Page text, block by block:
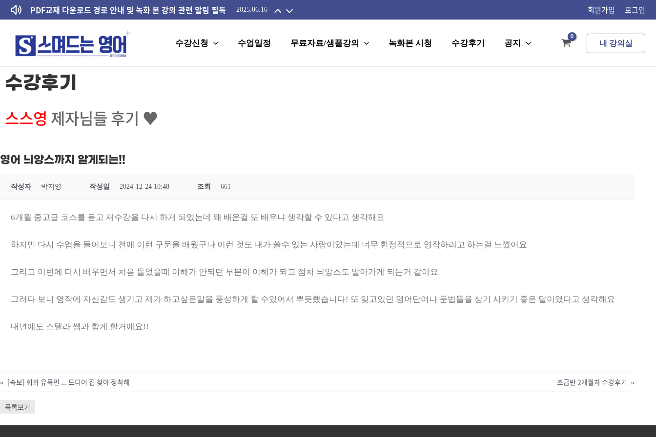
콘텐츠로
건너뛰기
PDF교재 다운로드 경로 안내 및 녹화 본 강의 관련 알림 필독 2025.06.16 회원가입 로그인
수강신청 수업일정 무료자료/샘플강의 녹화본 시청 수강후기 공지 내 강의실
수강후기
스스영 제자님들 후기 ♥
영어 늬앙스까지 알게되는!!
작성자 박지영 작성일 2024-12-24 10:48 조회 661
6개월 중고급 코스를 듣고 재수강을 다시 하게 되었는데 왜 배운걸 또 배우냐 생각할 수 있다고 생각해요
하지만 다시 수업을 들어보니 전에 이런 구문을 배웠구나 이런 것도 내가 쓸수 있는 사람이였는데 너무 한정적으로 영작하려고 하는걸 느꼈어요
그리고 이번에 다시 배우면서 처음 들었을때 이해가 안되던 부분이 이해가 되고 점차 늬앙스도 알아가게 되는거 같아요
그러다 보니 영작에 자신감도 생기고 제가 하고싶은말을 풍성하게 할 수있어서 뿌듯했습니다! 또 잊고있던 영어단어나 문법들을 상기 시키기 좋은 달이였다고 생각해요
내년에도 스텔라 썜과 함게 할거에요!!
« [속보] 회화 유목민 ... 드디어 집 찾아 정착해 초급반 2개월차 수강후기 »
목록보기